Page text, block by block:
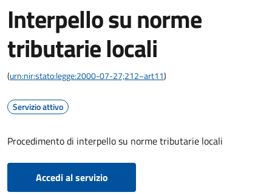
Interpello su norme
tributarie locali
(urn:nir:stato:legge:2000-07-27;212~art11)
Servizio attivo
Procedimento di interpello su norme tributarie locali
Accedi al servizio